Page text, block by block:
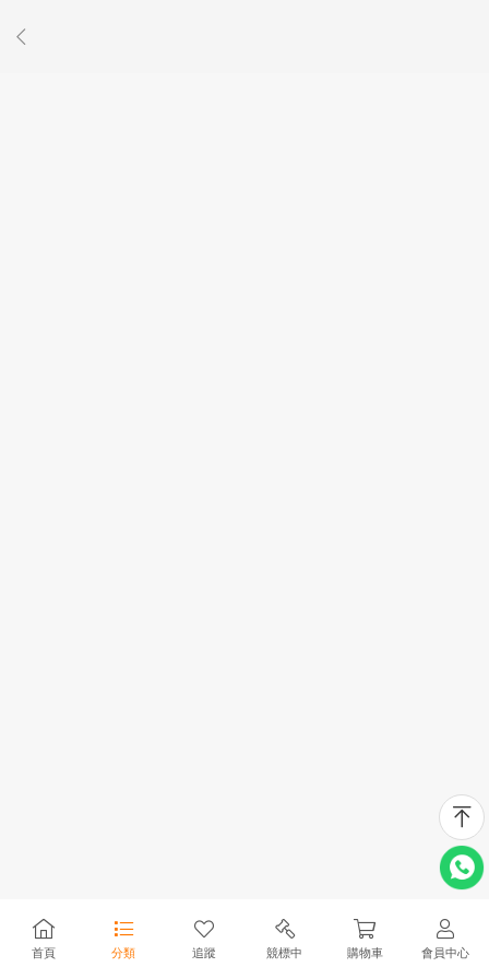
首頁 分類 追蹤 競標中 購物車 會員中心